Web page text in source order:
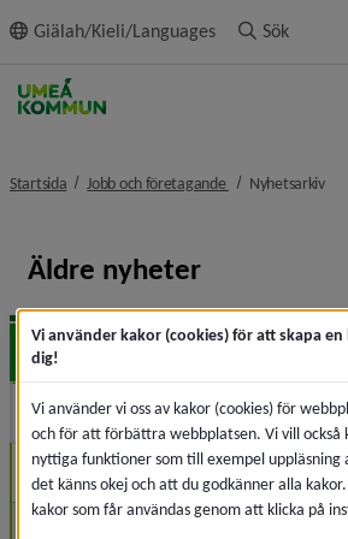
innehållet
Giälah/Kieli/Languages Sök
Startsida Jobb och företagande nivå iNyhetsarkiv
Äldre nyheter
2026
2025
December (1)
Vi använder kakor (cookies) för att skapa
dig!
Vi använder vi oss av kakor (cookies) för
och för att förbättra webbplatsen. Vi vill också
nyttiga funktioner som till exempel uppläsning
det känns okej och att du godkänner alla
kakor som får användas genom att klicka på